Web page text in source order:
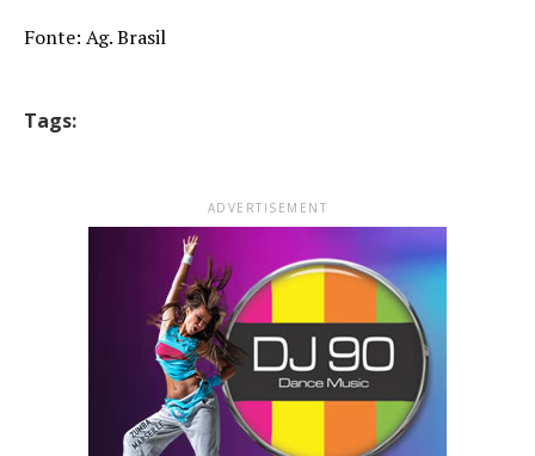
Fonte: Ag. Brasil
Tags:
ADVERTISEMENT